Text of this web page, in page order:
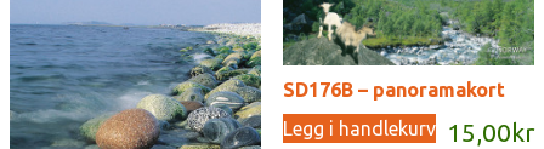
SD176B – panoramakort
15,00 kr
Legg i handlekurv